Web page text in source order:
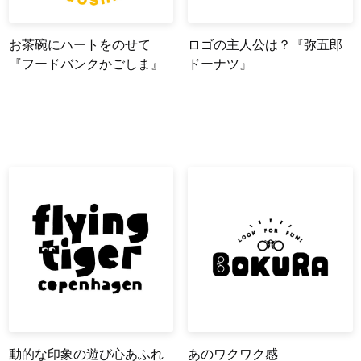
お茶碗にハートをのせて
『フードバンクかごしま』
ロゴの主人公は？『弥五郎
ドーナツ』
動的な印象の遊び心あふれ あのワクワク感